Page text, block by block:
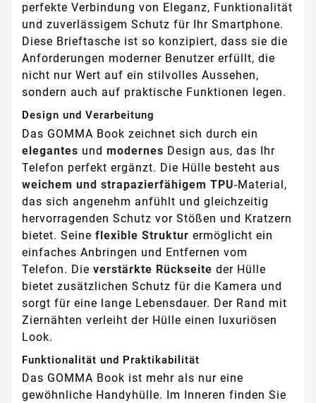
perfekte Verbindung von Eleganz, Funktionalität
und zuverlässigem Schutz für Ihr Smartphone.
Diese Brieftasche ist so konzipiert, dass sie die
Anforderungen moderner Benutzer erfüllt, die
nicht nur Wert auf ein stilvolles Aussehen,
sondern auch auf praktische Funktionen legen.
Design und Verarbeitung
Das GOMMA Book zeichnet sich durch ein
elegantes und modernes Design aus, das Ihr
Telefon perfekt ergänzt. Die Hülle besteht aus
weichem und strapazierfähigem TPU-Material,
das sich angenehm anfühlt und gleichzeitig
hervorragenden Schutz vor Stößen und Kratzern
bietet. Seine flexible Struktur ermöglicht ein
einfaches Anbringen und Entfernen vom
Telefon. Die verstärkte Rückseite der Hülle
bietet zusätzlichen Schutz für die Kamera und
sorgt für eine lange Lebensdauer. Der Rand mit
Ziernähten verleiht der Hülle einen luxuriösen
Look.
Funktionalität und Praktikabilität
Das GOMMA Book ist mehr als nur eine
gewöhnliche Handyhülle. Im Inneren finden Sie